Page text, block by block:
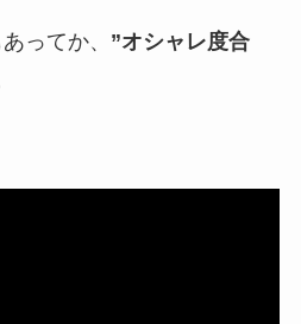
ってか、 ”オシャレ度合